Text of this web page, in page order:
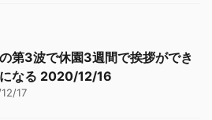
第3波で休園3週間で挨拶ができ
なる 2020/12/16
17